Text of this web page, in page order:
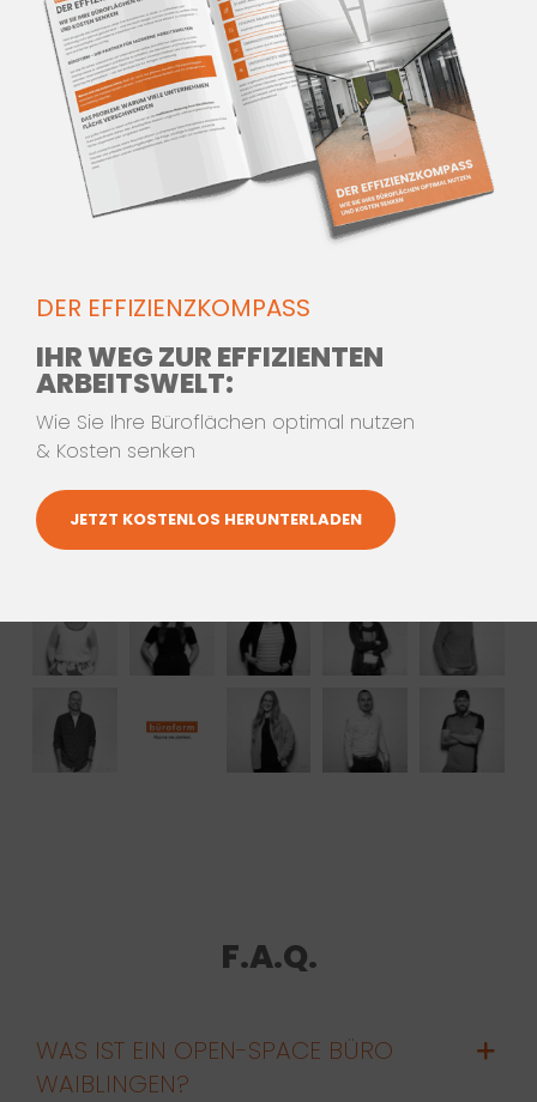
Für mehr Informationen
kontaktieren Sie unser Team aus
Innenarchitekten und
Einrichtungsprofis.
Wir beraten Sie gerne!
Telefon:+49 (0) 7144 897278-0
oder
SCHREIBEN SIE UNS
F.A.Q.
WAS IST EIN OPEN-SPACE BÜRO
WAIBLINGEN?
DER EFFIZIENZKOMPASS
IHR WEG ZUR EFFIZIENTEN
ARBEITSWELT:
Wie Sie Ihre Büroflächen optimal nutzen
& Kosten senken
JETZT KOSTENLOS HERUNTERLADEN